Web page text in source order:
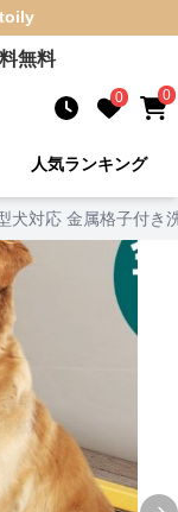
無料
0 0
人気ランキング
犬対応 金属格子付き